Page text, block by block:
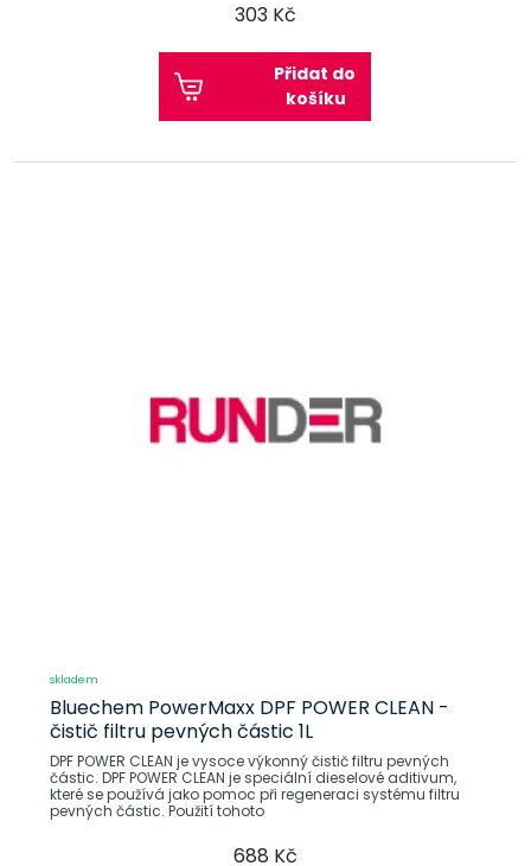
303 Kč
Přidat do
košíku
skladem
Bluechem PowerMaxx DPF POWER CLEAN -
čistič filtru pevných částic 1L
DPF POWER CLEAN je vysoce výkonný čistič filtru pevných
částic. DPF POWER CLEAN je speciální dieselové aditivum,
které se používá jako pomoc při regeneraci systému filtru
pevných částic. Použití tohoto
688 Kč